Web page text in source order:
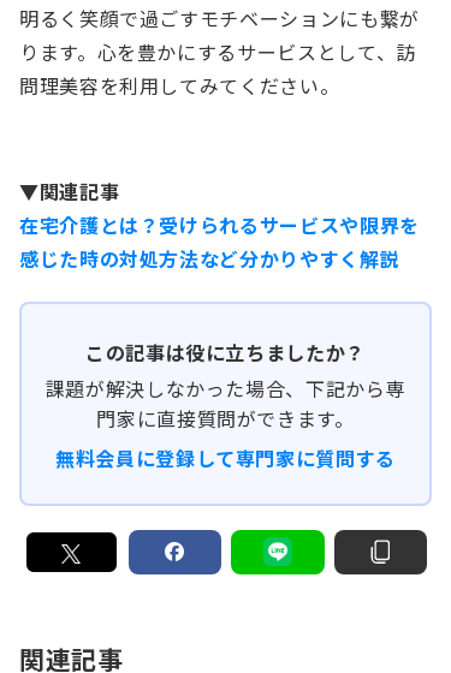
明るく笑顔で過ごすモチベーションにも繋が
ります。心を豊かにするサービスとして、訪
問理美容を利用してみてください。
▼関連記事
在宅介護とは？受けられるサービスや限界を
感じた時の対処方法など分かりやすく解説
この記事は役に立ちましたか？
課題が解決しなかった場合、下記から専
門家に直接質問ができます。
無料会員に登録して専門家に質問する
関連記事